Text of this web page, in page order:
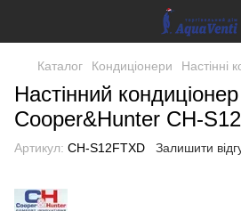
Каталог Кондиціонери Настінні
Настінний кондиціонер
Cooper&Hunter CH-
Артикул: CH-S12FTXD Залишити